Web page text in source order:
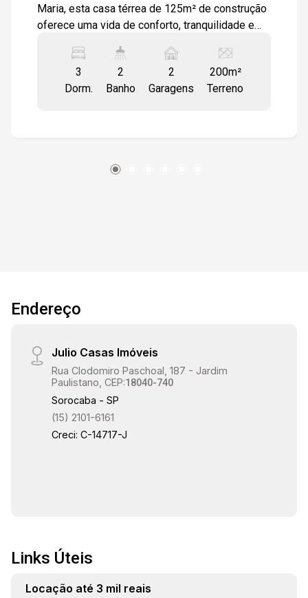
Maria, esta casa térrea de 125m² de construção
oferece uma vida de conforto, tranquilidade e
elegante, a casa dispõe de três dormitórios,
sendo um suíte com closet, banheiro social,
área gourmet, salas com pé direito duplo,
torneiras monocomando, pontos de ar
3
Dorm.
2
Banho
2
Garagens
200m²
Terreno
Endereço
Julio Casas Imóveis
Rua Clodomiro Paschoal, 187 - Jardim
Paulistano, CEP:18040-740
Sorocaba - SP
(15) 2101-6161
Creci: C-14717-J
Links Úteis
Locação até 3 mil reais